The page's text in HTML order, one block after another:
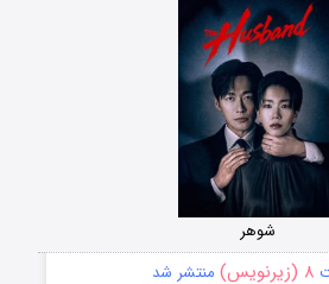
شوهر
۸ (زیرنویس) منتشر شد